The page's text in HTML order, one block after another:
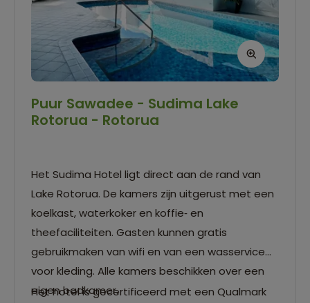
Puur Sawadee - Sudima Lake
Rotorua - Rotorua
Het Sudima Hotel ligt direct aan de rand van
Lake Rotorua. De kamers zijn uitgerust met een
koelkast, waterkoker en koffie‑ en
theefaciliteiten. Gasten kunnen gratis
gebruikmaken van wifi en van een wasservice
voor kleding. Alle kamers beschikken over een
eigen badkamer.
Het hotel is gecertificeerd met een Qualmark